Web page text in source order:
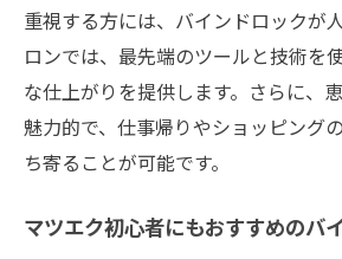
週末のショッピングついでに
の魅力
恵比寿で楽しむ週末の過ご
ショッピングと美容を同
リラックスできるサロンで
おしゃれなカフェやショッ
重視する方には、バインドロックが
ロンでは、最先端のツールと技術を
な仕上がりを提供します。さらに、
魅力的で、仕事帰りやショッピング
ち寄ることが可能です。
マツエク初心者にもおすすめのバ